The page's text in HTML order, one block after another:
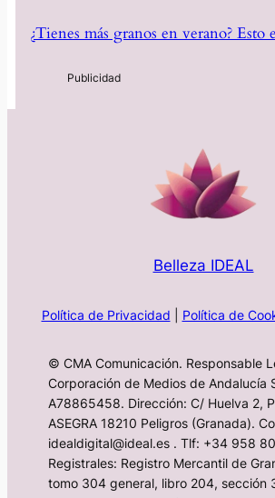
¿Tienes más granos en verano?
Belleza IDEAL
Política de Privacidad Política de
© CMA Comunicación. Responsable
Corporación de Medios de Andalucía
A78865458. Dirección: C/ Huelva 2,
ASEGRA 18210 Peligros (Granada).
idealdigital@ideal.es . Tlf: +34 958
Registrales: Registro Mercantil de
tomo 304 general, libro 204, sección